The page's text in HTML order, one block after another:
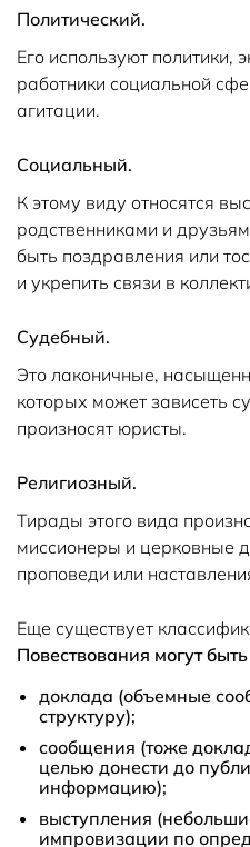
Политический.
Его используют политики,
работники социальной
агитации.
Социальный.
К этому виду относятся
родственниками и
быть поздравления или
и укрепить связи в
Судебный.
Это лаконичные,
которых может зависеть
произносят юристы.
Религиозный.
Тирады этого вида
миссионеры и церковные
проповеди или
Еще существует
Повествования могут
доклада (объемные
структуру);
сообщения (тоже
целью донести до
информацию);
выступления
импровизации по